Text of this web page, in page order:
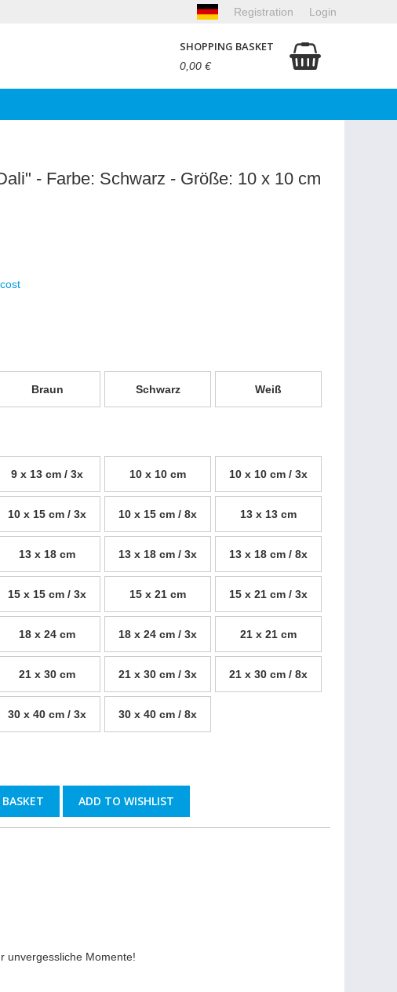
Login
Registration
SHOPPING BASKET
0,00 €
- Farbe: Schwarz - Größe: 10 x 10 cm
Braun Schwarz Weiß
9 x 13 cm / 3x 10 x 10 cm 10 x 10 cm / 3x
10 x 15 cm / 3x 10 x 15 cm / 8x 13 x 13 cm
13 x 18 cm 13 x 18 cm / 3x 13 x 18 cm / 8x
15 x 15 cm / 3x 15 x 21 cm 15 x 21 cm / 3x
18 x 24 cm 18 x 24 cm / 3x 21 x 21 cm
21 x 30 cm 21 x 30 cm / 3x 21 x 30 cm / 8x
30 x 40 cm / 3x 30 x 40 cm / 8x
ADD TO WISHLIST
unvergessliche Momente!